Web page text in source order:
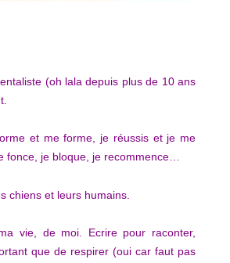
(oh lala depuis plus de 10 ans
et me forme, je réussis et je me
fonce, je bloque, je recommence…
chiens et leurs humains.
vie, de moi. Ecrire pour raconter,
que de respirer (oui car faut pas